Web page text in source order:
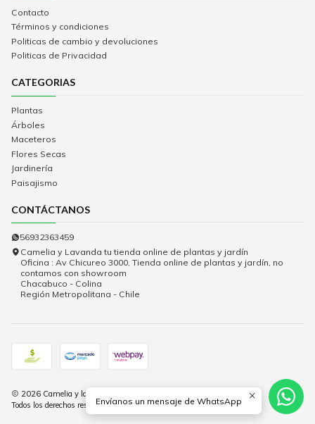
Contacto
Términos y condiciones
Politicas de cambio y devoluciones
Politicas de Privacidad
CATEGORIAS
Plantas
Árboles
Maceteros
Flores Secas
Jardinería
Paisajismo
CONTÁCTANOS
56932363459
Camelia y Lavanda tu tienda online de plantas y jardín
Oficina : Av Chicureo 3000, Tienda online de plantas y jardín, no
contamos con showroom
Chacabuco - Colina
Región Metropolitana - Chile
2026 Camelia y lavanda.
Todos los derechos reservados.Desarrollado por Jumpseller.
Envíanos un mensaje de WhatsApp